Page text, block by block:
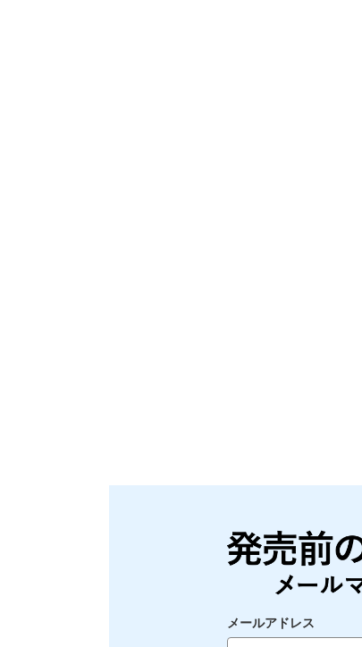
メールアドレス